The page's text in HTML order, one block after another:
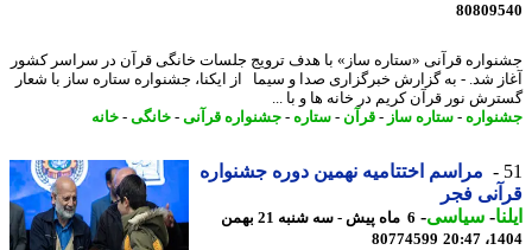
قرآنی «ستاره ساز» با هدف ترویج جلسات خانگی قرآن در سراسر کشور
شد. - به گزارش خبرگزاری صدا و سیما از ایکنا، جشنواره ستاره ساز با شعار
نور قرآن کریم در خانه ها و با ...
- ستاره ساز -قرآن- ستاره-جشنواره قرآنی- خانگی-خانه
مراسم اختتامیه نهمین دوره جشنواره
فجر
-سیاسی-
6 ماه پیش - سه شنبه 21 بهمن
80774599